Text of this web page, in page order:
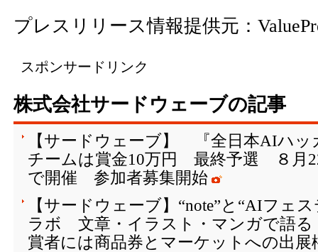
プレスリリース情報提供元：
スポンサードリンク
株式会社サードウェーブの記事
【サードウェーブ】 『全日本AIハ
チームは賞金10万円 最終予選 ８月
で開催 参加者募集開始
【サードウェーブ】“note”と“AIフェ
ラボ 文章・イラスト・マンガで語
賞者には商品券とマーケットへの出展